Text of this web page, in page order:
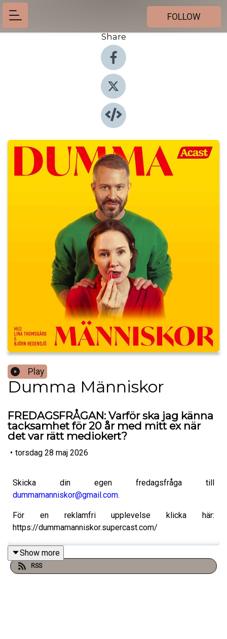
FOLLOW
Share
Play
Dumma Människor
FREDAGSFRÅGAN: Varför ska jag känna
tacksamhet för 20 år med mitt ex när
det var rätt mediokert?
• torsdag 28 maj 2026
Skicka din egen fredagsfråga till
dummamanniskor@gmail.com.
För en reklamfri upplevelse klicka här:
https://dummamanniskor.supercast.com/
Show more
RSS